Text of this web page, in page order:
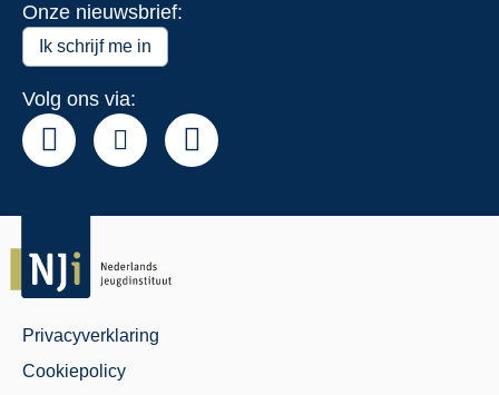
Onze nieuwsbrief:
Ik schrijf me in
Volg ons via:
Juridisch
Menu
Privacyverklaring
Cookiepolicy